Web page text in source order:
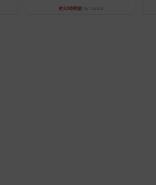
約12時間前 by toyota